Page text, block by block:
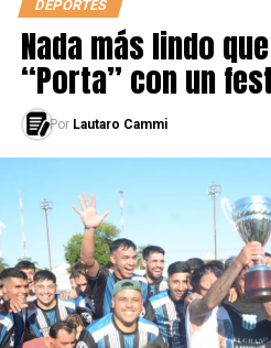
LEÉ TAMBIÉN
¿PACK SÍ O PACK NO?
DEPORTES
Nada más lindo
“Porta” con un
Por Lautaro Cammi